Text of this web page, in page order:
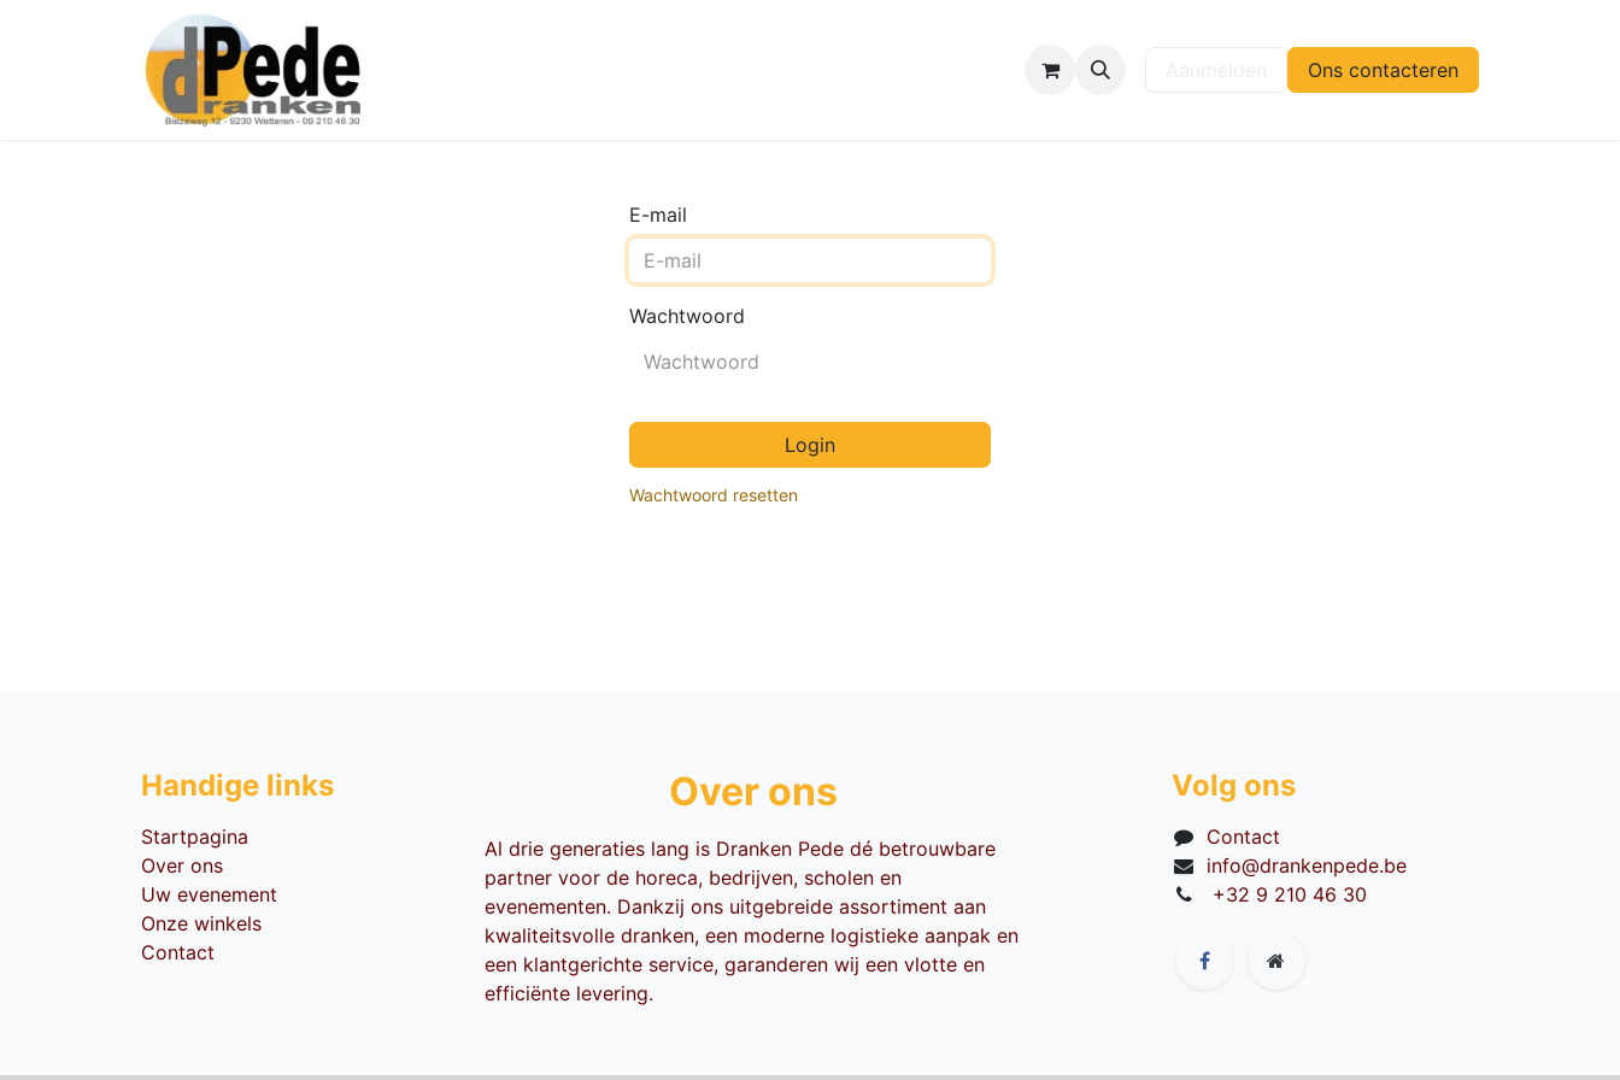
Help Ons contacteren
E-mail
Wachtwoord
Login
Wachtwoord resetten
Handige li​nks
Startpagina
Over ons
Uw evenement
Onze winkels
Contact
Over ons
Al drie generaties lang is Dranken Pede dé betrouwbare
partner voor de horeca, bedrijven, scholen en
evenementen. Dankzij ons uitgebreide assortiment aan
kwaliteitsvolle dranken, een moderne logistieke aanpak en
een klantgerichte service, garanderen wij een vlotte en
efficiënte levering.
Volg ons
Contact
info@drankenpede.be
+32 9 210 46 30